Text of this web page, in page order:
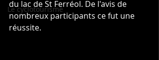
Le cyclotourisme
du lac de St Ferréol. De l'avis de
nombreux participants ce fut une
réussite.